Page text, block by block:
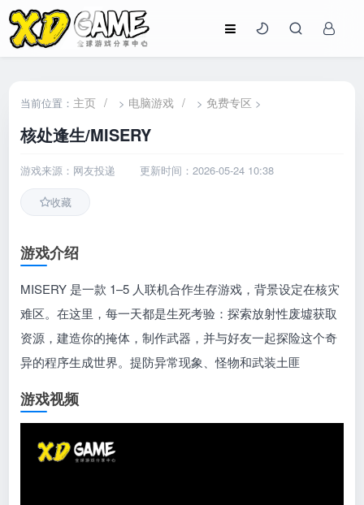
当前位置： 主页 / > 电脑游戏 / > 免费专区 >
核处逢生/MISERY
游戏来源：网友投递 更新时间：2026-05-24 10:38
收藏
游戏介绍
MISERY 是一款 1–5 人联机合作生存游戏，背景设定在核灾
难区。在这里，每一天都是生死考验：探索放射性废墟获取
资源，建造你的掩体，制作武器，并与好友一起探险这个奇
异的程序生成世界。提防异常现象、怪物和武装土匪
游戏视频